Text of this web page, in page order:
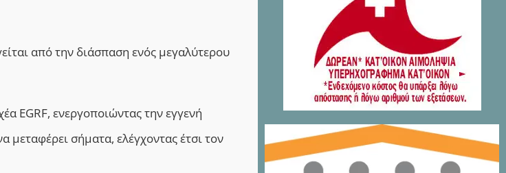
από την διάσπαση ενός μεγαλύτερου
EGRF, ενεργοποιώντας την εγγενή
μεταφέρει σήματα, ελέγχοντας έτσι τον